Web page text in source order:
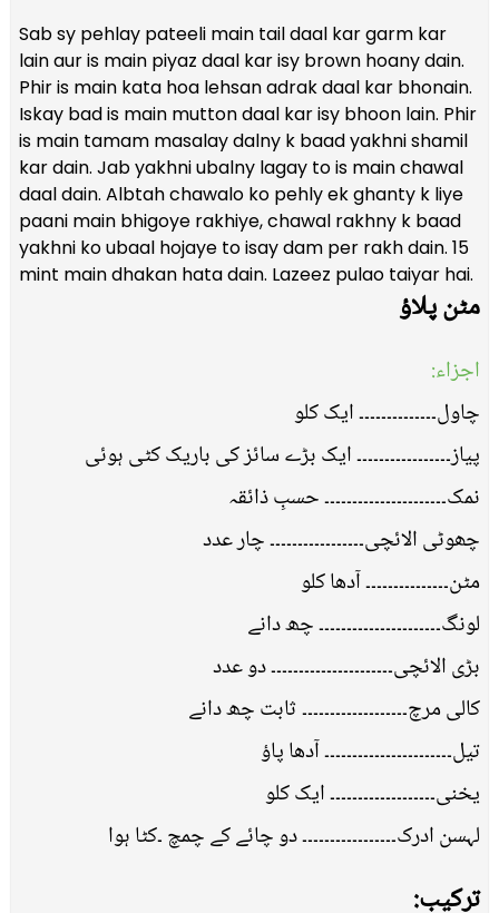
Sab sy pehlay pateeli main tail daal kar garm kar
lain aur is main piyaz daal kar isy brown hoany dain.
Phir is main kata hoa lehsan adrak daal kar bhonain.
Iskay bad is main mutton daal kar isy bhoon lain. Phir
is main tamam masalay dalny k baad yakhni shamil
kar dain. Jab yakhni ubalny lagay to is main chawal
daal dain. Albtah chawalo ko pehly ek ghanty k liye
paani main bhigoye rakhiye, chawal rakhny k baad
yakhni ko ubaal hojaye to isay dam per rakh dain. 15
mint main dhakan hata dain. Lazeez pulao taiyar hai.
مٹن پلاﺅ
اجزاء:
چاول۔۔۔۔۔۔۔۔۔۔۔۔۔۔ ایک کلو
پیاز۔۔۔۔۔۔۔۔۔۔۔۔۔۔۔۔۔ ایک بڑے سائز کی باریک کٹی ہوئی
نمک۔۔۔۔۔۔۔۔۔۔۔۔۔۔۔۔۔۔۔۔۔۔ حسبِ ذائقہ
چھوٹی الائچی۔۔۔۔۔۔۔۔۔۔۔۔۔۔۔۔۔ چار عدد
مٹن۔۔۔۔۔۔۔۔۔۔۔۔۔۔۔ آدھا کلو
لونگ۔۔۔۔۔۔۔۔۔۔۔۔۔۔۔۔۔۔۔۔۔۔ چھ دانے
بڑی الائچی۔۔۔۔۔۔۔۔۔۔۔۔۔۔۔۔۔۔۔۔۔۔ دو عدد
کالی مرچ۔۔۔۔۔۔۔۔۔۔۔۔۔۔۔۔۔۔۔ ثابت چھ دانے
تیل۔۔۔۔۔۔۔۔۔۔۔۔۔۔۔۔۔۔۔۔۔۔۔ آدھا پاؤ
یخنی۔۔۔۔۔۔۔۔۔۔۔۔۔۔۔۔۔۔۔ ایک کلو
لہسن ادرک۔۔۔۔۔۔۔۔۔۔۔۔۔۔۔۔۔ دو چائے کے چمچ ۔کٹا ہوا
ترکیب: